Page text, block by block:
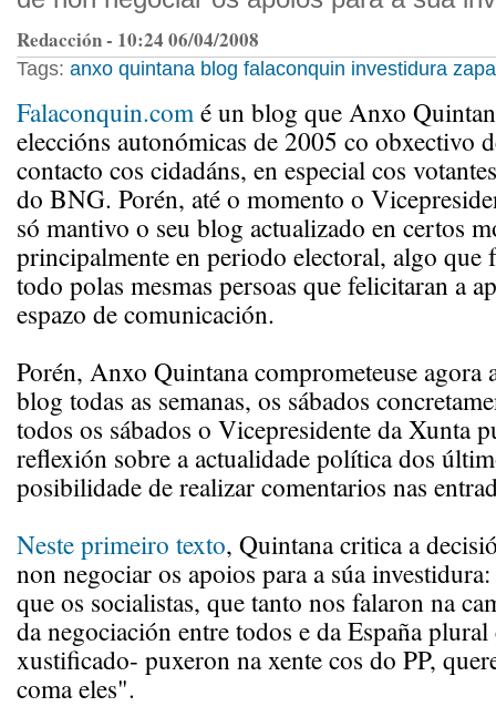
Redacción - 10:24 06/04/2008
Tags: anxo quintana blog falaconquin investidura
Falaconquin.comé un blog que Anxo
eleccións autonómicas de 2005 co obxectivo
contacto cos cidadáns, en especial cos
do BNG. Porén, até o momento o
só mantivo o seu blog actualizado en certos
principalmente en periodo electoral, algo que
todo polas mesmas persoas que felicitaran a
espazo de comunicación.
Porén, Anxo Quintana comprometeuse agora
blog todas as semanas, os sábados
todos os sábados o Vicepresidente da Xunta
reflexión sobre a actualidade política dos
posibilidade de realizar comentarios nas
Neste primeiro texto, Quintana critica a
non negociar os apoios para a súa
que os socialistas, que tanto nos falaron na
da negociación entre todos e da España
xustificado- puxeron na xente cos do PP,
coma eles".